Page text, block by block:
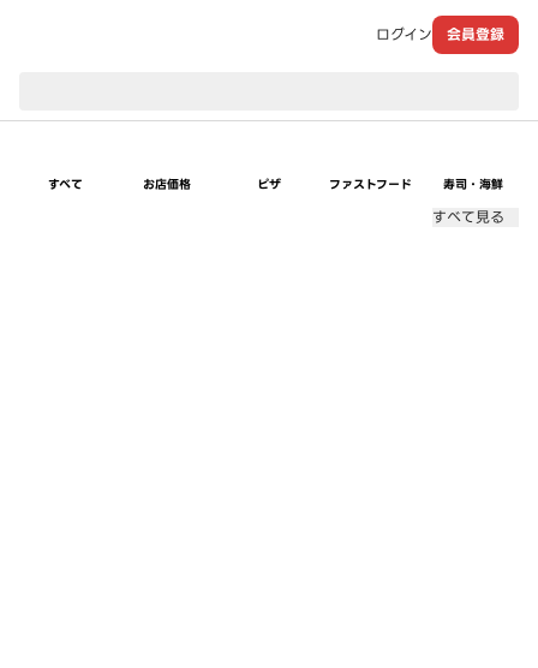
ログイン 会員登録
すべて お店価格 ピザ ファストフード 寿司・海鮮
すべて見る